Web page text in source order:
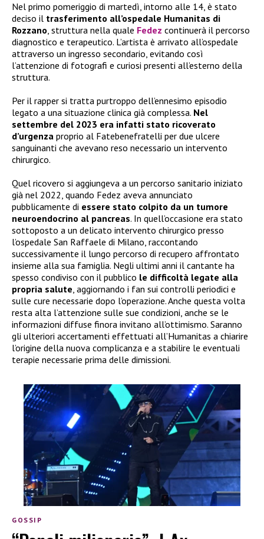
Nel primo pomeriggio di martedì, intorno alle 14, è stato
deciso il trasferimento all’ospedale Humanitas di
Rozzano, struttura nella quale Fedez continuerà il percorso
diagnostico e terapeutico. L’artista è arrivato all’ospedale
attraverso un ingresso secondario, evitando così
l’attenzione di fotografi e curiosi presenti all’esterno della
struttura.
Per il rapper si tratta purtroppo dell’ennesimo episodio
legato a una situazione clinica già complessa. Nel
settembre del 2023 era infatti stato ricoverato
d’urgenza proprio al Fatebenefratelli per due ulcere
sanguinanti che avevano reso necessario un intervento
chirurgico.
Quel ricovero si aggiungeva a un percorso sanitario iniziato
già nel 2022, quando Fedez aveva annunciato
pubblicamente di essere stato colpito da un tumore
neuroendocrino al pancreas. In quell’occasione era stato
sottoposto a un delicato intervento chirurgico presso
l’ospedale San Raffaele di Milano, raccontando
successivamente il lungo percorso di recupero affrontato
insieme alla sua famiglia. Negli ultimi anni il cantante ha
spesso condiviso con il pubblico le difficoltà legate alla
propria salute, aggiornando i fan sui controlli periodici e
sulle cure necessarie dopo l’operazione. Anche questa volta
resta alta l’attenzione sulle sue condizioni, anche se le
informazioni diffuse finora invitano all’ottimismo. Saranno
gli ulteriori accertamenti effettuati all’Humanitas a chiarire
l’origine della nuova complicanza e a stabilire le eventuali
terapie necessarie prima delle dimissioni.
GOSSIP